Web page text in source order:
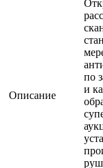
Описание
по
и